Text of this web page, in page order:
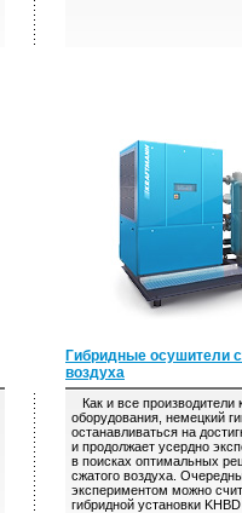
Гибридные осушители
воздуха
Как и все производители
оборудования, немецкий
останавливаться на
и продолжает усердно
в поисках оптимальных
сжатого воздуха.
экспериментом можно
гибридной установки